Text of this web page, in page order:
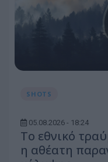
SHOTS
05.08.2026 - 18:24
Το εθνικό
η αθέατη